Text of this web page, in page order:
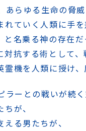
あらゆる生命の脅
れていく人類に手を
名乗る神の存在だ
対抗する術として、
機を人類に授け、
ラーとの戦いが続く
が、
る男たちが、